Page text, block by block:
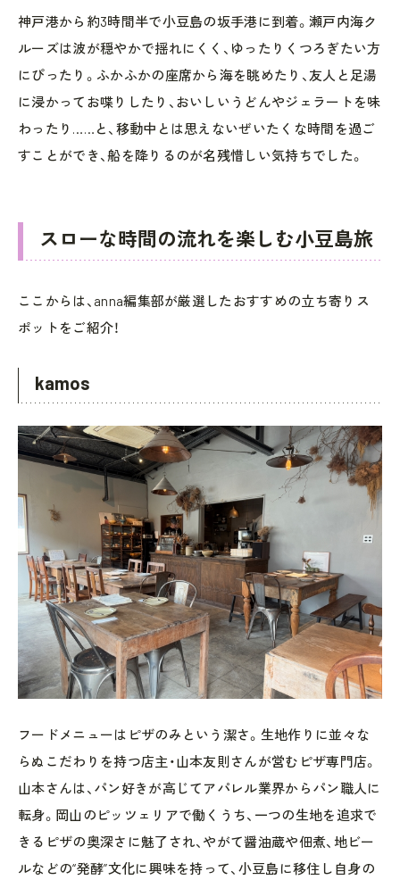
神戸港から約3時間半で小豆島の坂手港に到着。瀬戸内海ク
ルーズは波が穏やかで揺れにくく、ゆったりくつろぎたい方
にぴったり。ふかふかの座席から海を眺めたり、友人と足湯
に浸かってお喋りしたり、おいしいうどんやジェラートを味
わったり……と、移動中とは思えないぜいたくな時間を過ご
すことができ、船を降りるのが名残惜しい気持ちでした。
スローな時間の流れを楽しむ小豆島旅
ここからは、anna編集部が厳選したおすすめの立ち寄りス
ポットをご紹介！
kamos
フードメニューはピザのみという潔さ。生地作りに並々な
らぬこだわりを持つ店主・山本友則さんが営むピザ専門店。
山本さんは、パン好きが高じてアパレル業界からパン職人に
転身。岡山のピッツェリアで働くうち、一つの生地を追求で
きるピザの奥深さに魅了され、やがて醤油蔵や佃煮、地ビー
ルなどの“発酵”文化に興味を持って、小豆島に移住し自身の